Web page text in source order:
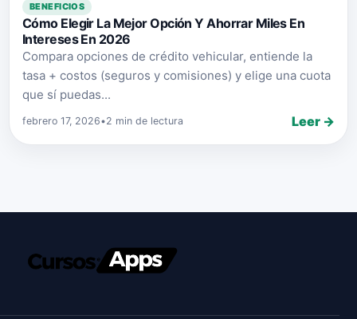
BENEFICIOS
Cómo Elegir La Mejor Opción Y Ahorrar Miles En
Intereses En 2026
Compara opciones de crédito vehicular, entiende la
tasa + costos (seguros y comisiones) y elige una cuota
que sí puedas...
febrero 17, 2026•2 min de lectura Leer →